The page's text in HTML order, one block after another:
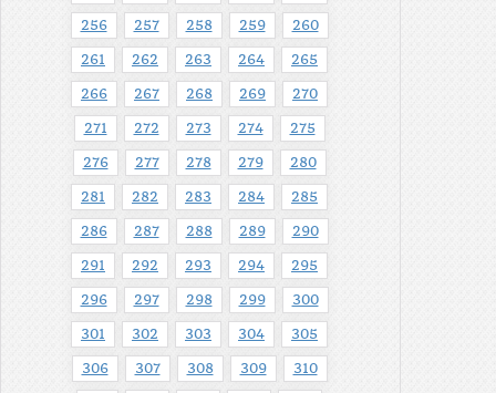
256 257 258 259 260
261 262 263 264 265
266 267 268 269 270
271 272 273 274 275
276 277 278 279 280
281 282 283 284 285
286 287 288 289 290
291 292 293 294 295
296 297 298 299 300
301 302 303 304 305
306 307 308 309 310